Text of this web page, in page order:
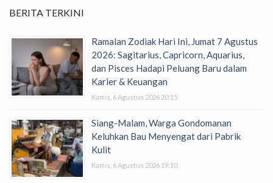
BERITA TERKINI
Ramalan Zodiak Hari Ini, Jumat 7 Agustus
2026: Sagitarius, Capricorn, Aquarius,
dan Pisces Hadapi Peluang Baru dalam
Karier & Keuangan
Kamis, 6 Agustus 2026 20:15
Siang-Malam, Warga Gondomanan
Keluhkan Bau Menyengat dari Pabrik
Kulit
Kamis, 6 Agustus 2026 19:10